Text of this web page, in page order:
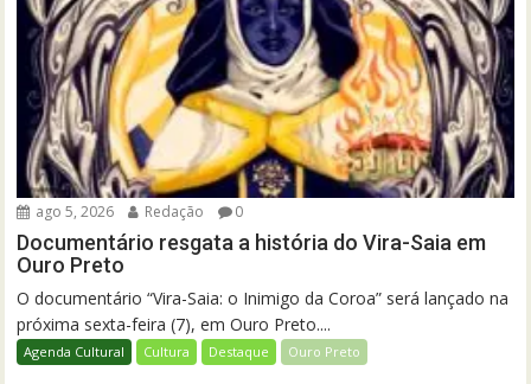
ago 5, 2026 Redação 0
Documentário resgata a história do Vira-Saia em
Ouro Preto
O documentário “Vira-Saia: o Inimigo da Coroa” será lançado na
próxima sexta-feira (7), em Ouro Preto....
Agenda Cultural Cultura Destaque Ouro Preto